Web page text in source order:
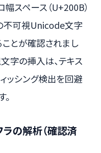
スペース（U+200B）
不可視Unicode文字
とが確認されまし
字の挿入は、テキス
ッシング検出を回避
の解析（確認済